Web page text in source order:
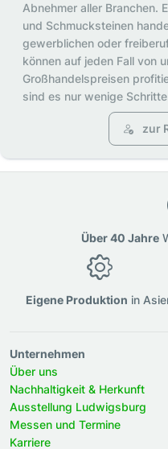
Abnehmer aller Branchen.
und Schmucksteinen
gewerblichen oder
können auf jeden Fall von
Großhandelspreisen
sind es nur wenige
zur
Über 40 Jahre
Eigene Produktion in
Unternehmen
Über uns
Nachhaltigkeit & Herkunft
Ausstellung Ludwigsburg
Messen und Termine
Karriere